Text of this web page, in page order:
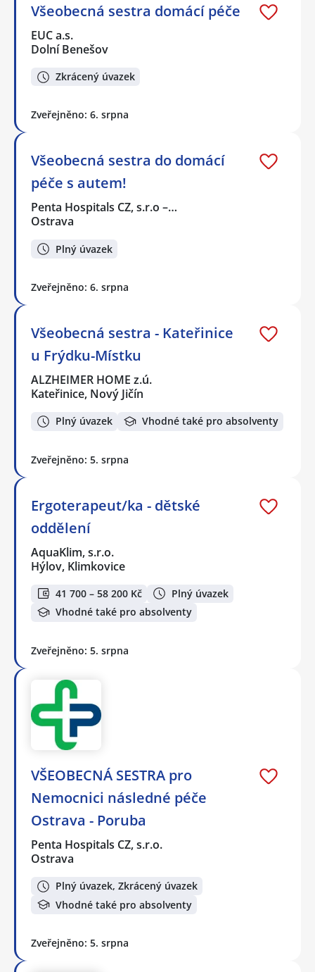
Všeobecná sestra domácí péče
EUC a.s.
Dolní Benešov
Zkrácený úvazek
Zveřejněno: 6. srpna
Všeobecná sestra do domácí
péče s autem!
Penta Hospitals CZ, s.r.o –…
Ostrava
Plný úvazek
Zveřejněno: 6. srpna
Všeobecná sestra - Kateřinice
u Frýdku-Místku
ALZHEIMER HOME z.ú.
Kateřinice, Nový Jičín
Plný úvazek Vhodné také pro absolventy
Zveřejněno: 5. srpna
Ergoterapeut/ka - dětské
oddělení
AquaKlim, s.r.o.
Hýlov, Klimkovice
41 700 – 58 200 Kč
Plný úvazek
Vhodné také pro absolventy
Zveřejněno: 5. srpna
VŠEOBECNÁ SESTRA pro
Nemocnici následné péče
Ostrava - Poruba
Penta Hospitals CZ, s.r.o.
Ostrava
Plný úvazek, Zkrácený úvazek
Vhodné také pro absolventy
Zveřejněno: 5. srpna